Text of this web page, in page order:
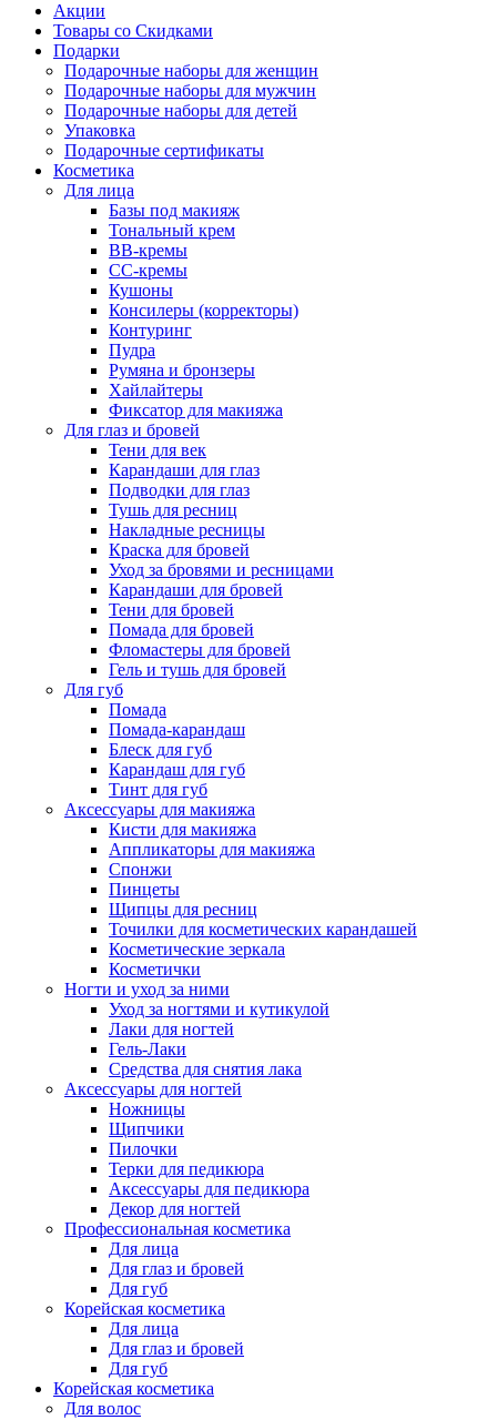
Акции
Товары со Скидками
Подарки
Подарочные наборы для женщин
Подарочные наборы для мужчин
Подарочные наборы для детей
Упаковка
Подарочные сертификаты
Косметика
Для лица
Базы под макияж
Тональный крем
BB-кремы
CC-кремы
Кушоны
Консилеры (корректоры)
Контуринг
Пудра
Румяна и бронзеры
Хайлайтеры
Фиксатор для макияжа
Для глаз и бровей
Тени для век
Карандаши для глаз
Подводки для глаз
Тушь для ресниц
Накладные ресницы
Краска для бровей
Уход за бровями и ресницами
Карандаши для бровей
Тени для бровей
Помада для бровей
Фломастеры для бровей
Гель и тушь для бровей
Для губ
Помада
Помада-карандаш
Блеск для губ
Карандаш для губ
Тинт для губ
Аксессуары для макияжа
Кисти для макияжа
Аппликаторы для макияжа
Спонжи
Пинцеты
Щипцы для ресниц
Точилки для косметических карандашей
Косметические зеркала
Косметички
Ногти и уход за ними
Уход за ногтями и кутикулой
Лаки для ногтей
Гель-Лаки
Средства для снятия лака
Аксессуары для ногтей
Ножницы
Щипчики
Пилочки
Терки для педикюра
Аксессуары для педикюра
Декор для ногтей
Профессиональная косметика
Для лица
Для глаз и бровей
Для губ
Корейская косметика
Для лица
Для глаз и бровей
Для губ
Корейская косметика
Для волос